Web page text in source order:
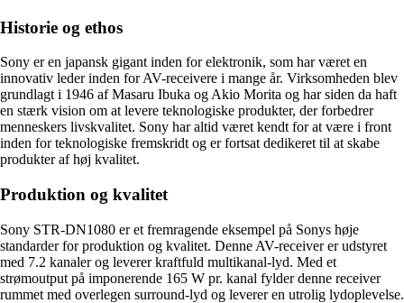
Historie og ethos
Sony er en japansk gigant inden for elektronik, som har været en
innovativ leder inden for AV-receivere i mange år. Virksomheden blev
grundlagt i 1946 af Masaru Ibuka og Akio Morita og har siden da haft
en stærk vision om at levere teknologiske produkter, der forbedrer
menneskers livskvalitet. Sony har altid været kendt for at være i front
inden for teknologiske fremskridt og er fortsat dedikeret til at skabe
produkter af høj kvalitet.
Produktion og kvalitet
Sony STR-DN1080 er et fremragende eksempel på Sonys høje
standarder for produktion og kvalitet. Denne AV-receiver er udstyret
med 7.2 kanaler og leverer kraftfuld multikanal-lyd. Med et
strømoutput på imponerende 165 W pr. kanal fylder denne receiver
rummet med overlegen surround-lyd og leverer en utrolig lydoplevelse.